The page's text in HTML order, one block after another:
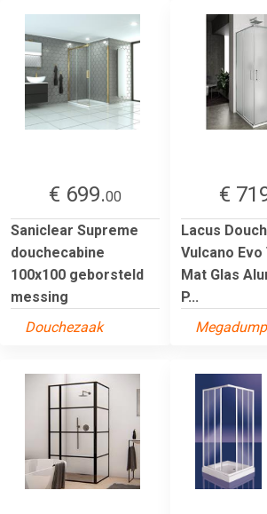
€ 699.00
Saniclear Supreme
douchecabine
100x100 geborsteld
messing
Douchezaak
€
Lacus
Vulcano
Mat Glas
P...